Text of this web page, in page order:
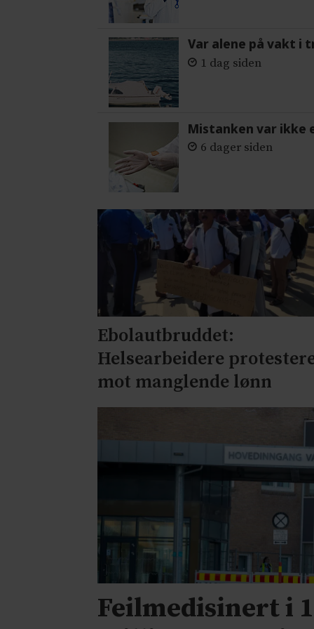
Var alene på vakt i
1 dag siden
Mistanken var ikke
6 dager siden
Ebolautbruddet:
Helsearbeidere
mot manglende lønn
Feilmedisinert i